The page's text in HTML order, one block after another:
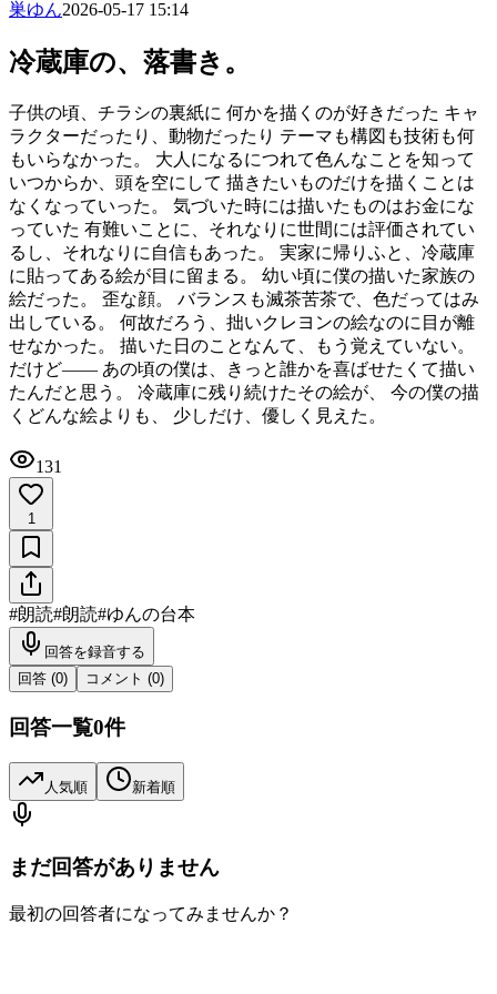
巣ゆん2026-05-17 15:14
冷蔵庫の、落書き。
子供の頃、チラシの裏紙に 何かを描くのが好きだった キャ
ラクターだったり、動物だったり テーマも構図も技術も何
もいらなかった。 大人になるにつれて色んなことを知って
いつからか、頭を空にして 描きたいものだけを描くことは
なくなっていった。 気づいた時には描いたものはお金にな
っていた 有難いことに、それなりに世間には評価されてい
るし、それなりに自信もあった。 実家に帰りふと、冷蔵庫
に貼ってある絵が目に留まる。 幼い頃に僕の描いた家族の
絵だった。 歪な顔。 バランスも滅茶苦茶で、色だってはみ
出している。 何故だろう、拙いクレヨンの絵なのに目が離
せなかった。 描いた日のことなんて、もう覚えていない。
だけど―― あの頃の僕は、きっと誰かを喜ばせたくて描い
たんだと思う。 冷蔵庫に残り続けたその絵が、 今の僕の描
くどんな絵よりも、 少しだけ、優しく見えた。
131
1
#朗読#朗読#ゆんの台本
回答を録音する
回答 (0) コメント (0)
回答一覧0件
人気順 新着順
まだ回答がありません
最初の回答者になってみませんか？